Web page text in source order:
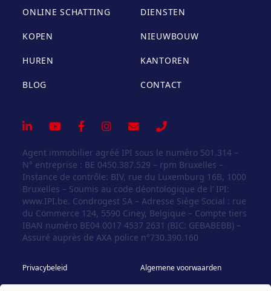
ONLINE SCHATTING DIENSTEN
KOPEN NIEUWBOUW
HUREN KANTOREN
BLOG CONTACT
Agent immobilier agréé IPI sous le numéro 501.314 –
N° entreprise : BE 0450.387.529 – rpm Bruxelles –
Instance de contrôle: BIV, rue du Luxemburg 16B, 1000
Bruxelles – Soumis au code déontologique de l’ IPI:
www.IPI.be. Condrogest SA – Adresse Siège Social : rue
du Commerce 124, 5590 Ciney, Belgique – Compte tiers
IBAN numéro BE04 0017 4537 2631 (BIC: GEBABEBB) –
Assuré auprès de AXA police n°730.390.160
Privacybeleid Algemene voorwaarden